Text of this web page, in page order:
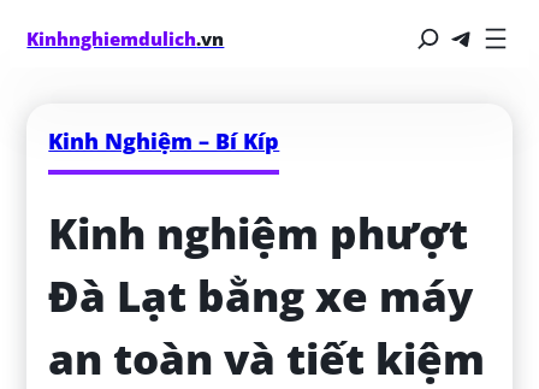
Kinhnghiemdulich.vn
Kinh Nghiệm – Bí Kíp
Kinh nghiệm phượt
Đà Lạt bằng xe máy
an toàn và tiết kiệm